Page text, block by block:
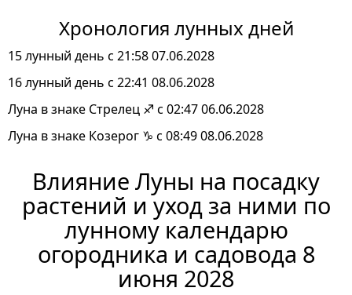
Хронология лунных дней
15 лунный день с 21:58 07.06.2028
16 лунный день с 22:41 08.06.2028
Луна в знаке Стрелец ♐ с 02:47 06.06.2028
Луна в знаке Козерог ♑ с 08:49 08.06.2028
Влияние Луны на посадку
растений и уход за ними по
лунному календарю
огородника и садовода 8
июня 2028